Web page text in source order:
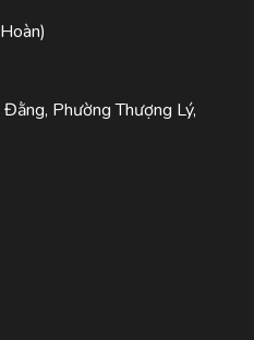
Phường Thượng Lý,